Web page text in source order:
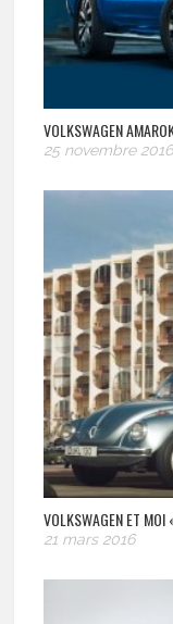
VOLKSWAGEN
25 novembre 2016
VOLKSWAGEN ET
21 mars 2016